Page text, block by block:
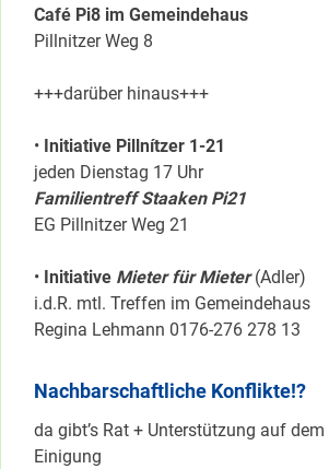
Café Pi8 im Gemeindehaus
Pillnitzer Weg 8
+++darüber hinaus+++
• Initiative Pillnítzer 1-21
jeden Dienstag 17 Uhr
Familientreff Staaken Pi21
EG Pillnitzer Weg 21
• Initiative Mieter für Mieter(Adler)
i.d.R. mtl. Treffen im Gemeindehaus
Regina Lehmann 0176-276 278 13
Nachbarschaftliche Konflikte!?
da gibt’s Rat + Unterstützung auf dem
Einigung